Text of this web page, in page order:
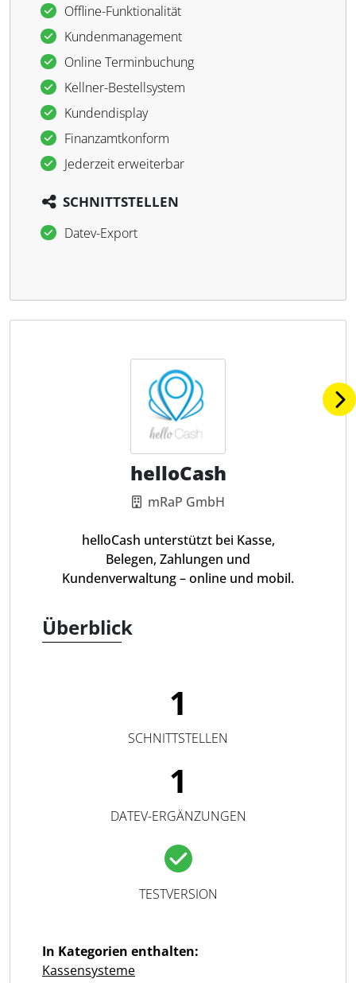
Offline-Funktionalität
Kundenmanagement
Online Terminbuchung
Kellner-Bestellsystem
Kundendisplay
Finanzamtkonform
Jederzeit erweiterbar
SCHNITTSTELLEN
Datev-Export
helloCash
mRaP GmbH
helloCash unterstützt bei Kasse,
Belegen, Zahlungen und
Kundenverwaltung – online und mobil.
Überblick
1
SCHNITTSTELLEN
1
DATEV-ERGÄNZUNGEN
TESTVERSION
In Kategorien enthalten:
Kassensysteme